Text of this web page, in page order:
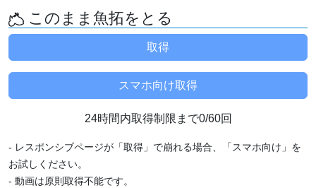
このまま魚拓をとる
24時間内取得制限まで0/60回
- レスポンシブページが「取得」で崩れる場合、「スマホ向け」を
お試しください。
- 動画は原則取得不能です。